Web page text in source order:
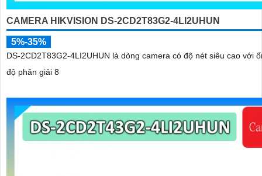
CAMERA HIKVISION DS-2CD2T83G2-4LI2UHUN
5%-35%
DS-2CD2T83G2-4LI2UHUN là dòng camera có độ nét siêu cao với
độ phân giải 8